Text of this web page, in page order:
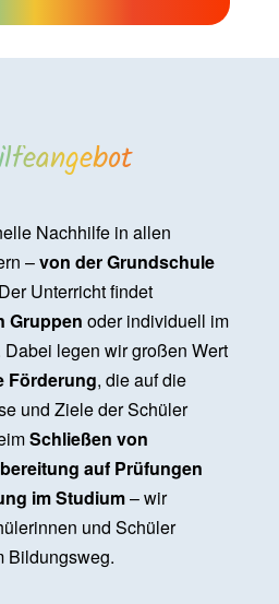
Nachhilfe in allen
–von der Grundschule
Unterricht findet
Gruppen oder individuell im
legen wir großen Wert
Förderung, die auf die
und Ziele der Schüler
Schließen von
auf Prüfungen
im Studium– wir
und Schüler
Bildungsweg.